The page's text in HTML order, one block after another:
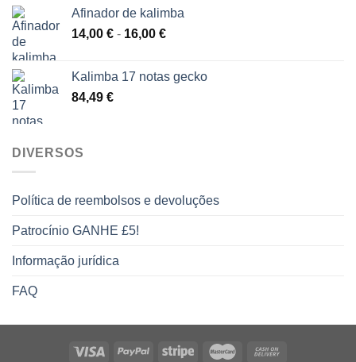
Afinador de kalimba
14,00 € - 16,00 €Gama
14,00 €
Kalimba 17 notas gecko
84,49 €
DIVERSOS
Política de reembolsos e devoluções
Patrocínio GANHE £5!
Informação jurídica
FAQ